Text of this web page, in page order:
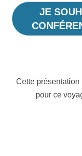
JE
Cette présentation
pour ce